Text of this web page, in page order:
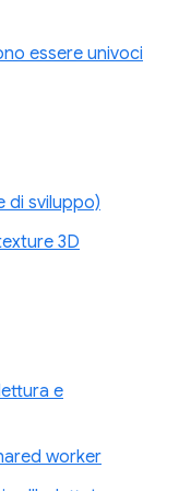
essere univoci
di sviluppo)
3D
e
worker